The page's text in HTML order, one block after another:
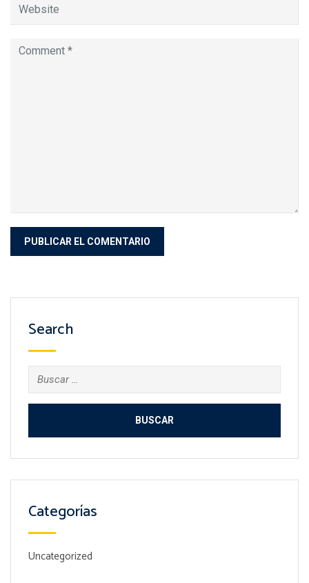
Search
Categorías
Uncategorized